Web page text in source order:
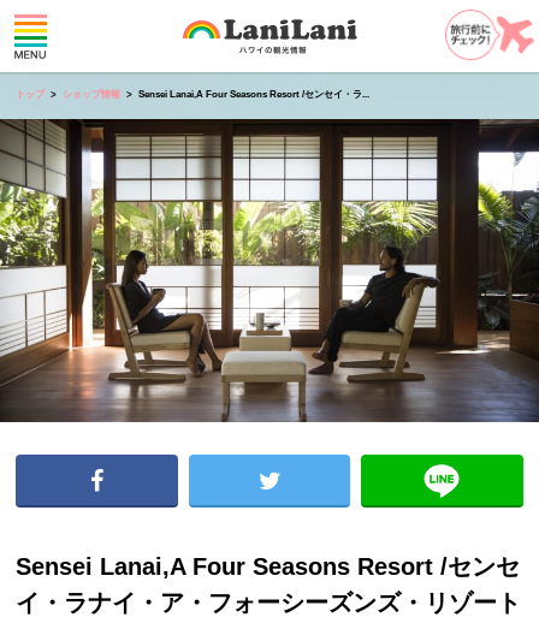
トップ ショップ情報 Sensei Lanai,A Four Seasons Resort /センセイ・ラ...
Sensei Lanai,A Four Seasons Resort /センセ
イ・ラナイ・ア・フォーシーズンズ・リゾート